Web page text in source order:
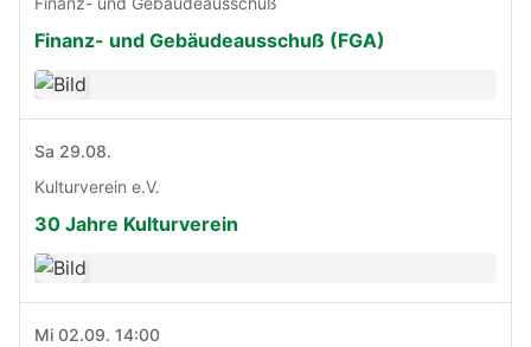
Finanz- und Gebäudeausschuß (FGA)
Sa 29.08.
Kulturverein e.V.
30 Jahre Kulturverein
Mi 02.09. 14:00